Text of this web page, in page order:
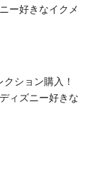
ー好きなイクメ
ション購入！
ィズニー好きな